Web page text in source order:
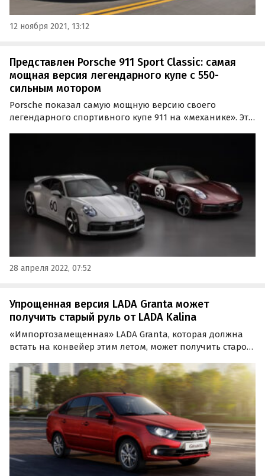
12 ноября 2021, 13:12
Представлен Porsche 911 Sport Classic: самая
мощная версия легендарного купе с 550-
сильным мотором
Porsche показал самую мощную версию своего
легендарного спортивного купе 911 на «механике». Это
28 апреля 2022, 07:52
Упрощенная версия LADA Granta может
получить старый руль от LADA Kalina
«Импортозамещенная» LADA Granta, которая должна
встать на конвейер этим летом, может получить старое
Kalina.